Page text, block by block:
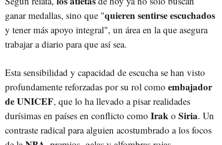
ganar medallas, sino que "quieren sentirse escuchados
y tener más apoyo integral", un área en la que asegura
trabajar a diario para que así sea.
Esta sensibilidad y capacidad de escucha se han visto
profundamente reforzadas por su rol como embajador
de UNICEF, que lo ha llevado a pisar realidades
durísimas en países en conflicto como Irak o Siria. Un
contraste radical para alguien acostumbrado a los focos